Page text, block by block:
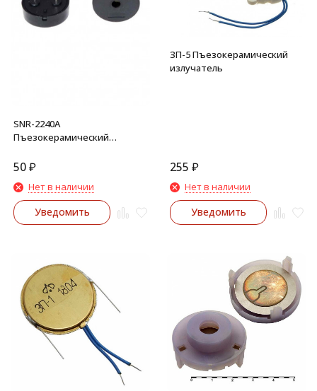
SNR-2240A
Пъезокерамический
50₽
Нет в наличии
Уведомить
ЗП-5 Пъезокерамический
излучатель
255 ₽
Нет в наличии
Уведомить